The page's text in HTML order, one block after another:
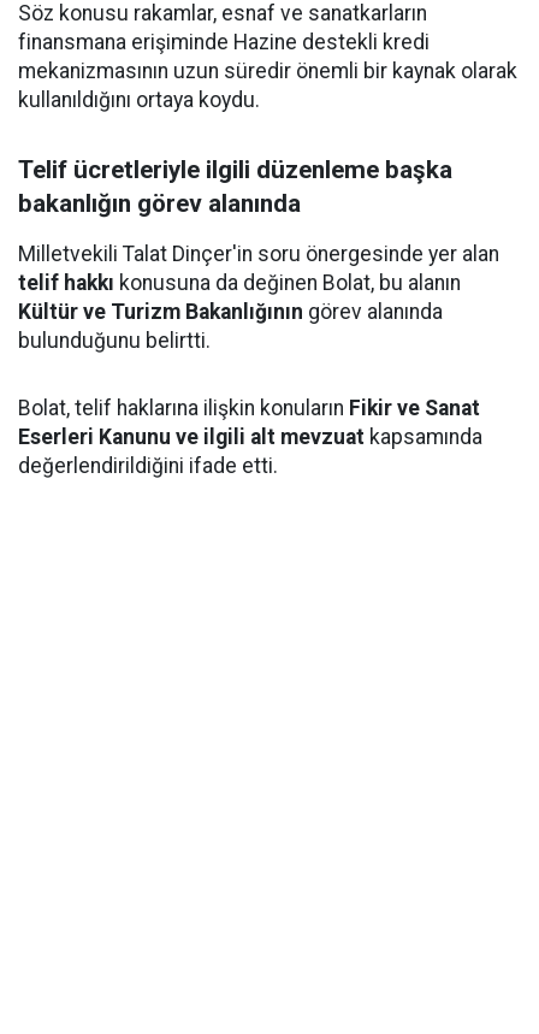
Söz konusu rakamlar, esnaf ve sanatkarların
finansmana erişiminde Hazine destekli kredi
mekanizmasının uzun süredir önemli bir kaynak olarak
kullanıldığını ortaya koydu.
Telif ücretleriyle ilgili düzenleme başka
bakanlığın görev alanında
Milletvekili Talat Dinçer'in soru önergesinde yer alan
telif hakkı konusuna da değinen Bolat, bu alanın
Kültür ve Turizm Bakanlığının görev alanında
bulunduğunu belirtti.
Bolat, telif haklarına ilişkin konuların Fikir ve Sanat
Eserleri Kanunu ve ilgili alt mevzuat kapsamında
değerlendirildiğini ifade etti.